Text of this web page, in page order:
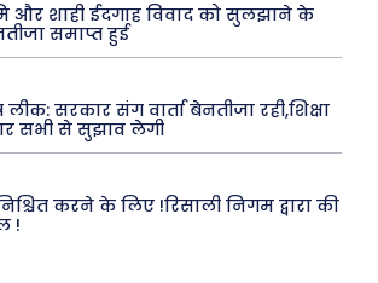
Instagram Pinterest
और शाही ईदगाह विवाद को सुलझाने के
समाप्त हुई
लीक: सरकार संग वार्ता बेनतीजा रही,शिक्षा
सभी से सुझाव लेगी
करने के लिए !रिसाली निगम द्वारा की
!